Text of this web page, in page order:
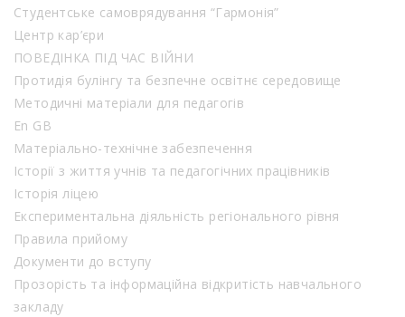
Студентське самоврядування “Гармонія”
Центр кар’єри
ПОВЕДІНКА ПІД ЧАС ВІЙНИ
Протидія булінгу та безпечне освітнє середовище
Методичні матеріали для педагогів
En GB
Матеріально-технічне забезпечення
Історії з життя учнів та педагогічних працівників
Історія ліцею
Експериментальна діяльність регіонального рівня
Правила прийому
Документи до вступу
Прозорість та інформаційна відкритість навчального
закладу